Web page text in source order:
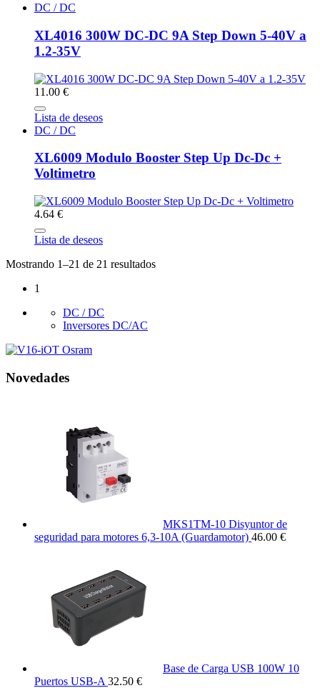
DC / DC
XL4016 300W DC-DC 9A Step Down 5-40V a
1.2-35V
11.00 €
Lista de deseos
DC / DC
XL6009 Modulo Booster Step Up Dc-Dc +
Voltimetro
4.64 €
Lista de deseos
Mostrando 1–21 de 21 resultados
1
DC / DC
Inversores DC/AC
Novedades
MKS1TM-10 Disyuntor de
seguridad para motores 6,3-10A (Guardamotor) 46.00 €
Base de Carga USB 100W 10
Puertos USB-A 32.50 €